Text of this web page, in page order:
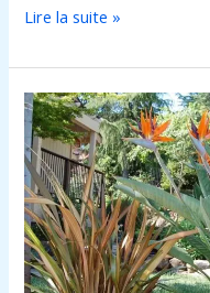
Lire la suite »
Plante
oiseau
du
paradis
intérieur
:
conseils
pour